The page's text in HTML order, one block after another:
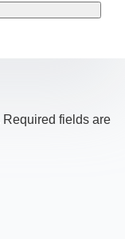
Required fields are